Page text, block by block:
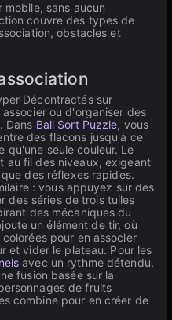
sans aucun
couvre des types de
obstacles et
Décontractés sur
ou d'organiser des
Dans Ball Sort Puzzle, vous
des flacons jusqu'à ce
qu'une seule couleur. Le
au fil des niveaux, exigeant
des réflexes rapides.
: vous appuyez sur des
des séries de trois tuiles
des mécaniques du
un élément de tir, où
pour en associer
et vider le plateau. Pour les
avec un rythme détendu,
fusion basée sur la
de fruits
combine pour en créer de